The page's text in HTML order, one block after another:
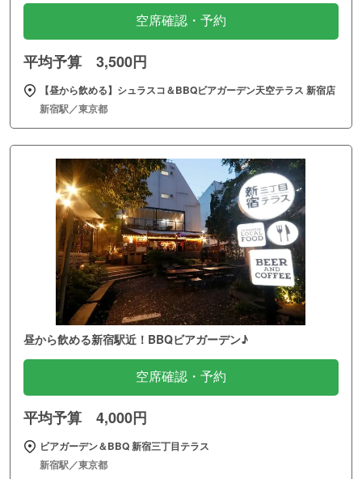
空席確認・予約
平均予算 3,500円
【昼から飲める】シュラスコ＆BBQビアガーデン天空テラス 新宿店
新宿駅／東京都
昼から飲める新宿駅近！BBQビアガーデン♪
空席確認・予約
平均予算 4,000円
ビアガーデン＆BBQ 新宿三丁目テラス
新宿駅／東京都